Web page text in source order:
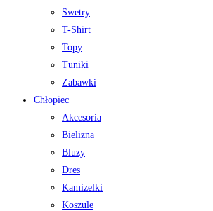
Swetry
T-Shirt
Topy
Tuniki
Zabawki
Chłopiec
Akcesoria
Bielizna
Bluzy
Dres
Kamizelki
Koszule